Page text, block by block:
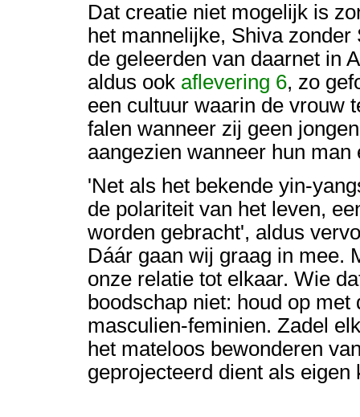
Dat creatie niet mogelijk is
het mannelijke, Shiva
de geleerden van daarnet in
aldus ook aflevering 6, zo
een cultuur waarin de vrouw
falen wanneer zij geen
aangezien wanneer hun
'Net als het bekende yin-
de polariteit van het leven,
worden gebracht', aldus
Dáár gaan wij graag in mee.
onze relatie tot elkaar. Wie
boodschap niet: houd op
masculien-feminien. Zadel
het mateloos bewonderen
geprojecteerd dient als